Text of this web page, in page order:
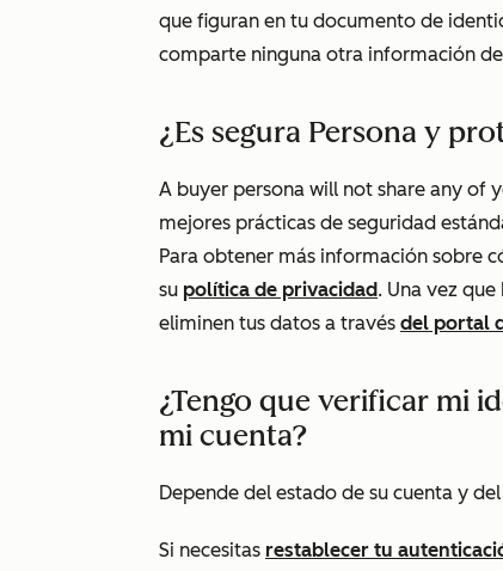
que figuran en tu documento de
comparte ninguna otra información
¿Es segura Persona y
A buyer persona will not share any of
mejores prácticas de seguridad
Para obtener más información sobre
su política de privacidad. Una vez
eliminen tus datos a través del portal
¿Tengo que verificar mi
mi cuenta?
Depende del estado de su cuenta y
Si necesitas restablecer tu